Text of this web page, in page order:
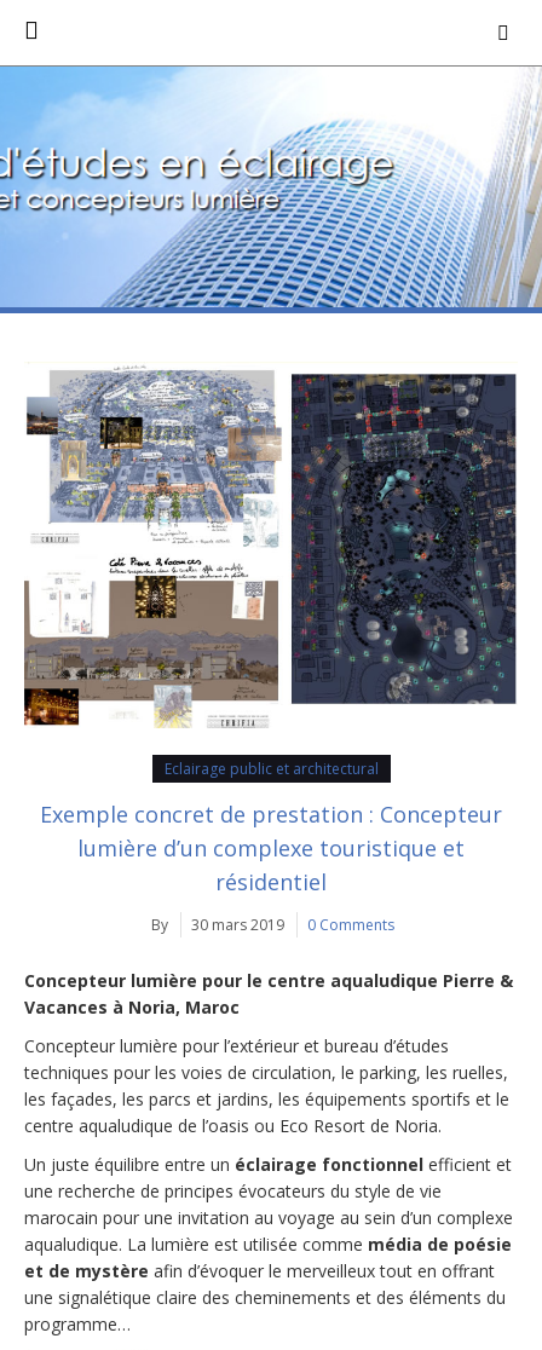
Eclairage public et architectural
Exemple concret de prestation : Concepteur
lumière d’un complexe touristique et
résidentiel
By 30 mars 2019 0 Comments
Concepteur lumière pour le centre aqualudique Pierre &
Vacances à Noria, Maroc
Concepteur lumière pour l’extérieur et bureau d’études
techniques pour les voies de circulation, le parking, les ruelles,
les façades, les parcs et jardins, les équipements sportifs et le
centre aqualudique de l’oasis ou Eco Resort de Noria.
Un juste équilibre entre un éclairage fonctionnel efficient et
une recherche de principes évocateurs du style de vie
marocain pour une invitation au voyage au sein d’un complexe
aqualudique. La lumière est utilisée comme média de poésie
et de mystère afin d’évoquer le merveilleux tout en offrant
une signalétique claire des cheminements et des éléments du
programme…